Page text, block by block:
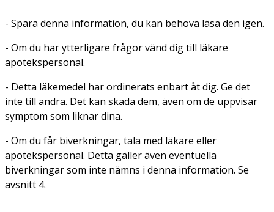
- Spara denna information, du kan behöva läsa den igen.
- Om du har ytterligare frågor vänd dig till läkare
apotekspersonal.
- Detta läkemedel har ordinerats enbart åt dig. Ge det
inte till andra. Det kan skada dem, även om de uppvisar
symptom som liknar dina.
- Om du får biverkningar, tala med läkare eller
apotekspersonal. Detta gäller även eventuella
biverkningar som inte nämns i denna information. Se
avsnitt 4.